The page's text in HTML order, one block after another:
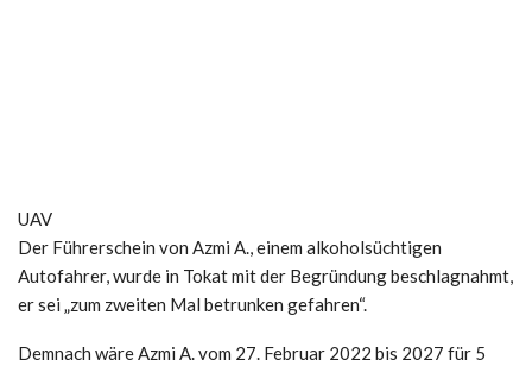
UAV
Der Führerschein von Azmi A., einem alkoholsüchtigen
Autofahrer, wurde in Tokat mit der Begründung beschlagnahmt,
er sei „zum zweiten Mal betrunken gefahren“.
Demnach wäre Azmi A. vom 27. Februar 2022 bis 2027 für 5